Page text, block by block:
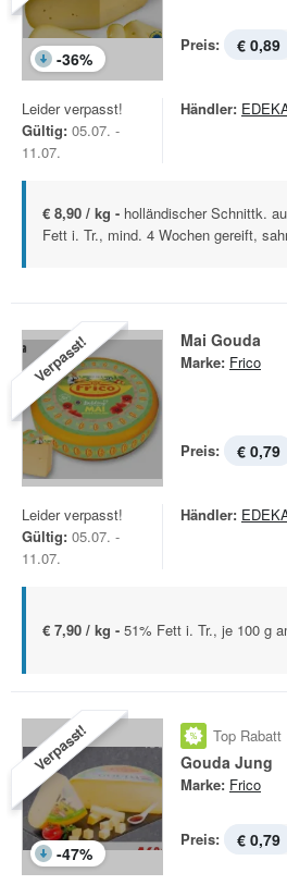
-36%
Preis: € 0,89
Leider verpasst!
Gültig: 05.07. -
11.07.
Händler:
€ 8,90 / kg - holländischer Schnittk.
Fett i. Tr., mind. 4 Wochen gereift,
Verpasst! Mai Gouda
Marke: Frico
Preis: € 0,79
Leider verpasst!
Gültig: 05.07. -
11.07.
Händler:
€ 7,90 / kg - 51% Fett i. Tr., je 100 g
Verpasst!
-47%
Top Rabatt
Gouda Jung
Marke: Frico
Preis: € 0,79